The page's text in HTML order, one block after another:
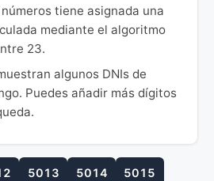
tiene asignada una
mediante el algoritmo
23.
algunos DNIs de
Puedes añadir más dígitos
5013 5014 5015